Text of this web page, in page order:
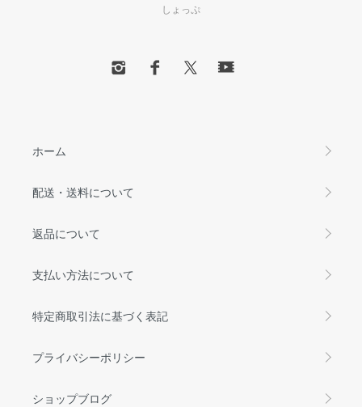
しょっぷ
ホーム
配送・送料について
返品について
支払い方法について
特定商取引法に基づく表記
プライバシーポリシー
ショップブログ